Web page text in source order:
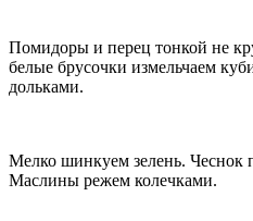
Помидоры и перец тонкой не
белые брусочки измельчаем
дольками.
Мелко шинкуем зелень. Чеснок
Маслины режем колечками.